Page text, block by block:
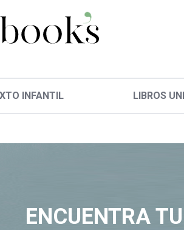
INFANTIL LIBROS
ENCUENTRA